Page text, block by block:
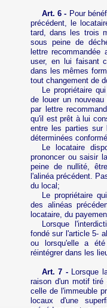
Art. 6 - Pour
précédent, le
tard, dans les trois
sous peine de
lettre
user, en lui faisant
dans les mêmes
tout changement de
Le propriétaire
de louer un
par lettre
qu'il est prêt à lui
entre les parties sur
déterminées
Le locataire
prononcer ou saisir
peine de nullité,
l'alinéa précédent.
du local;
Le propriétaire
des alinéas
locataire, du
Lorsque
fondé sur l'article 5‑
ou lorsqu'elle a
réintégrer dans les
Art. 7 -Lorsque
raison d'un motif
celle de l'immeuble
locaux d'une